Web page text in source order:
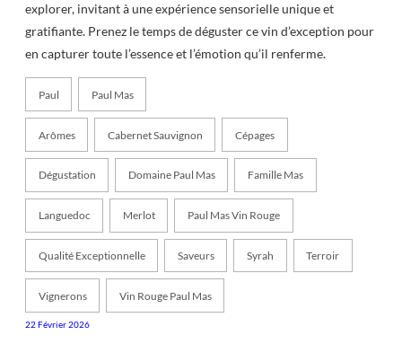
explorer, invitant à une expérience sensorielle unique et
gratifiante. Prenez le temps de déguster ce vin d’exception pour
en capturer toute l’essence et l’émotion qu’il renferme.
Paul Paul Mas
Arômes Cabernet Sauvignon Cépages
Dégustation Domaine Paul Mas Famille Mas
Languedoc Merlot Paul Mas Vin Rouge
Qualité Exceptionnelle Saveurs Syrah Terroir
Vignerons Vin Rouge Paul Mas
22 Février 2026